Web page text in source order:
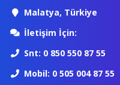
Malatya, Türkiye
İletişim İçin:
Snt: 0 850 550 87 55
Mobil: 0 505 004 87 55